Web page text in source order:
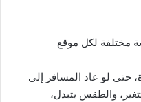
مختلفة لكل موقع
حتى لو عاد المسافر إلى
والطقس يتبدل،